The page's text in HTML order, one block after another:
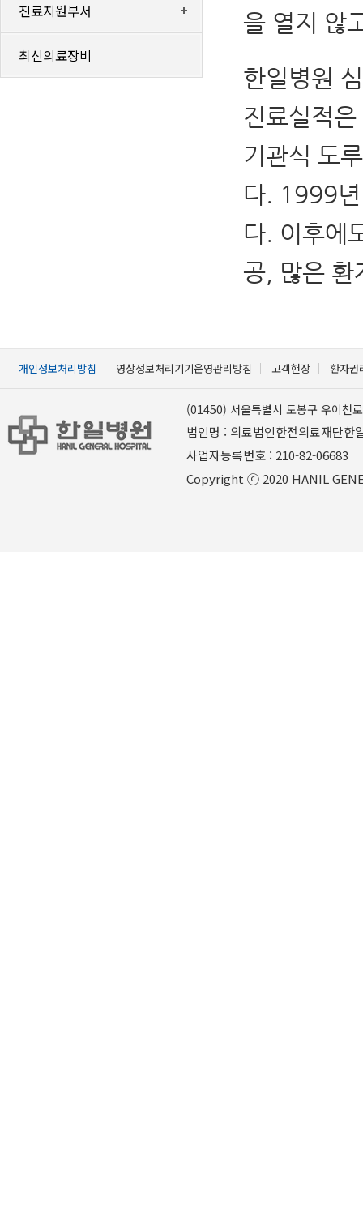
진료지원부서
최신의료장비
을 열지 않
한일병원
진료실적
기관식 도
다. 1999
다. 이후에
공, 많은 환
개인정보처리방침 영상정보처리기기운영관리방침 고객헌장 환자권
(01450) 서울특별시 도봉구 우이천
법인명 : 의료법인한전의료재단한
사업자등록번호 : 210-82-
Copyright ⓒ 2020 HANIL